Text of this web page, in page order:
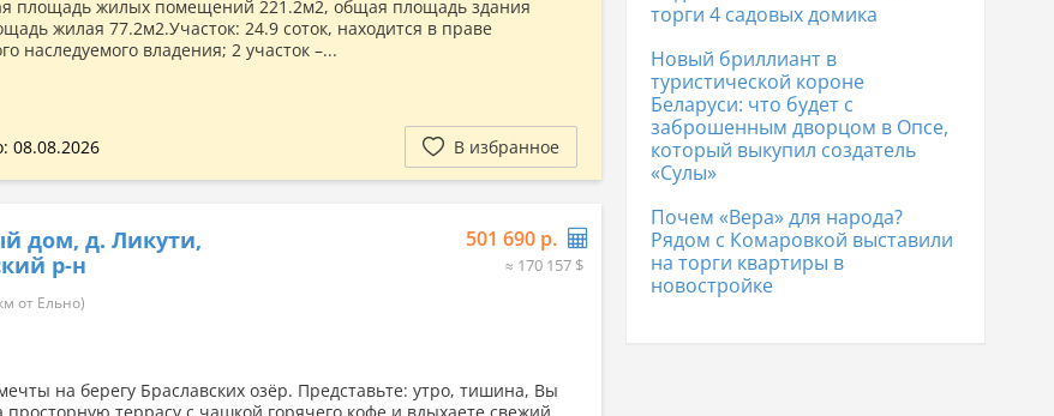
площадь жилых помещений 221.2м2, общая площадь здания
жилая 77.2м2.Участок: 24.9 соток, находится в праве
наследуемого владения; 2 участок –...
08.08.2026 В избранное
дом, д. Ликути,
р-н
от Ельно)
501 690 р.
≈ 170 157 $
на берегу Браславских озёр. Представьте: утро, тишина, Вы
торги 4 садовых домика
Новый бриллиант в
туристической короне
Беларуси: что будет с
заброшенным дворцом в Опсе,
который выкупил создатель
«Сулы»
Почем «Вера» для народа?
Рядом с Комаровкой выставили
на торги квартиры в
новостройке